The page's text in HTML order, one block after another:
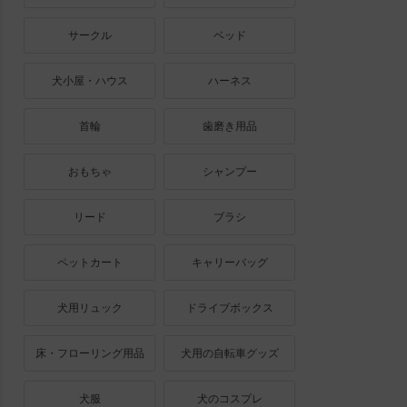
サークル ベッド
犬小屋・ハウス ハーネス
首輪 歯磨き用品
おもちゃ シャンプー
リード ブラシ
ペットカート キャリーバッグ
犬用リュック ドライブボックス
床・フローリング用品 犬用の自転車グッズ
犬服 犬のコスプレ